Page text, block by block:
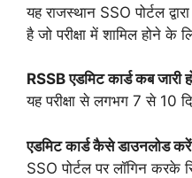
यह राजस्थान SSO पोर्टल
है जो परीक्षा में शामिल होने के
RSSB एडमिट कार्ड कब जारी
यह परीक्षा से लगभग 7 से 10
एडमिट कार्ड कैसे डाउनलोड
SSO पोर्टल पर लॉगिन